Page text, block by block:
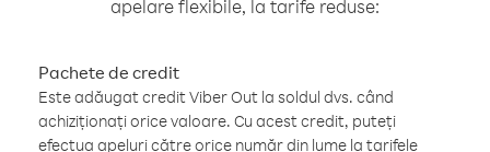
apelare flexibile, la tarife reduse:
Pachete de credit
Este adăugat credit Viber Out la soldul dvs. când
achiziționați orice valoare. Cu acest credit, puteți
efectua apeluri către orice număr din lume la tarifele